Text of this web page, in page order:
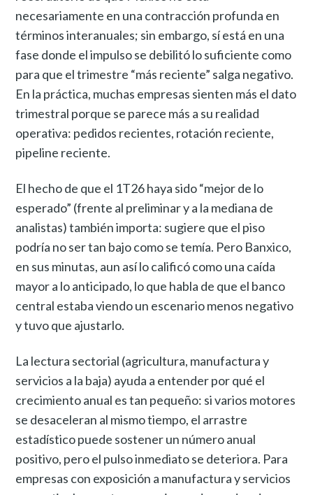
necesariamente en una contracción profunda en
términos interanuales; sin embargo, sí está en una
fase donde el impulso se debilitó lo suficiente como
para que el trimestre “más reciente” salga negativo.
En la práctica, muchas empresas sienten más el dato
trimestral porque se parece más a su realidad
operativa: pedidos recientes, rotación reciente,
pipeline reciente.
El hecho de que el 1T26 haya sido “mejor de lo
esperado” (frente al preliminar y a la mediana de
analistas) también importa: sugiere que el piso
podría no ser tan bajo como se temía. Pero Banxico,
en sus minutas, aun así lo calificó como una caída
mayor a lo anticipado, lo que habla de que el banco
central estaba viendo un escenario menos negativo
y tuvo que ajustarlo.
La lectura sectorial (agricultura, manufactura y
servicios a la baja) ayuda a entender por qué el
crecimiento anual es tan pequeño: si varios motores
se desaceleran al mismo tiempo, el arrastre
estadístico puede sostener un número anual
positivo, pero el pulso inmediato se deteriora. Para
empresas con exposición a manufactura y servicios